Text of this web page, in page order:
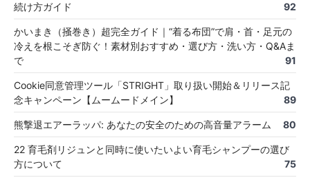
続け方ガイド
92
かいまき（掻巻き）超完全ガイド｜“着る布団”で肩・首・足元の
冷えを根こそぎ防ぐ！素材別おすすめ・選び方・洗い方・Q&Aま
で
91
Cookie同意管理ツール「STRIGHT」取り扱い開始＆リリース記
念キャンペーン【ムームードメイン】
89
熊撃退エアーラッパ: あなたの安全のための高音量アラーム 80
22 育毛剤リジュンと同時に使いたいよい育毛シャンプーの選び
方について
75